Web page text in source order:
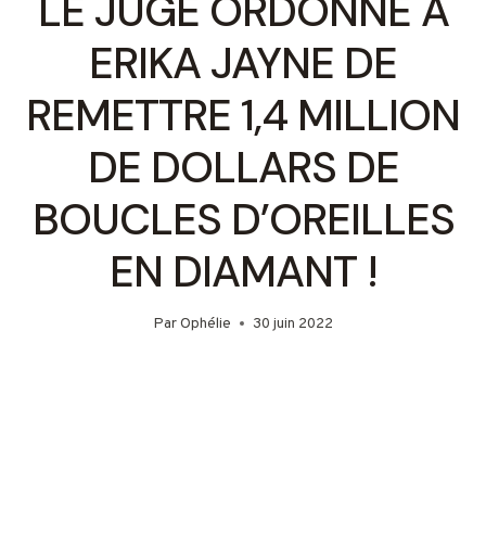
ERIKA JAYNE DE
REMETTRE 1,4 MILLION
DE DOLLARS DE
BOUCLES D’OREILLES
EN DIAMANT !
ParOphélie 30 juin 2022